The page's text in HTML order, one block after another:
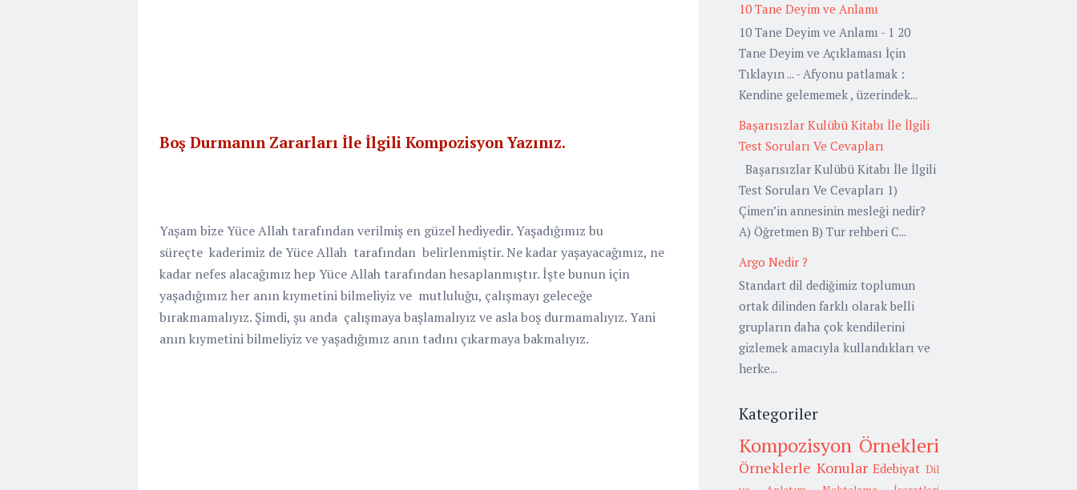
Boş Durmanın Zararları İle İlgili Kompozisyon Yazınız.
Yaşam bize Yüce Allah tarafından verilmiş en güzel hediyedir. Yaşadığımız bu
süreçte kaderimiz de Yüce Allah tarafından belirlenmiştir. Ne kadar yaşayacağımız, ne
kadar nefes alacağımız hep Yüce Allah tarafından hesaplanmıştır. İşte bunun için
yaşadığımız her anın kıymetini bilmeliyiz ve mutluluğu, çalışmayı geleceğe
bırakmamalıyız. Şimdi, şu anda çalışmaya başlamalıyız ve asla boş durmamalıyız. Yani
anın kıymetini bilmeliyiz ve yaşadığımız anın tadını çıkarmaya bakmalıyız.
10 Tane Deyim ve Anlamı
10 Tane Deyim ve Anlamı - 1 20
Tane Deyim ve Açıklaması İçin
Tıklayın ... - Afyonu patlamak :
Kendine gelememek , üzerindek...
Başarısızlar Kulübü Kitabı İle İlgili
Test Soruları Ve Cevapları
Başarısızlar Kulübü Kitabı İle İlgili
Test Soruları Ve Cevapları 1)
Çimen’in annesinin mesleği nedir?
A) Öğretmen B) Tur rehberi C...
Argo Nedir ?
Standart dil dediğimiz toplumun
ortak dilinden farklı olarak belli
grupların daha çok kendilerini
gizlemek amacıyla kullandıkları ve
herke...
Kategoriler
Kompozisyon Örnekleri
Örneklerle Konular Edebiyat Dil